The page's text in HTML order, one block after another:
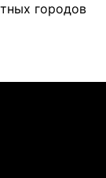
городов